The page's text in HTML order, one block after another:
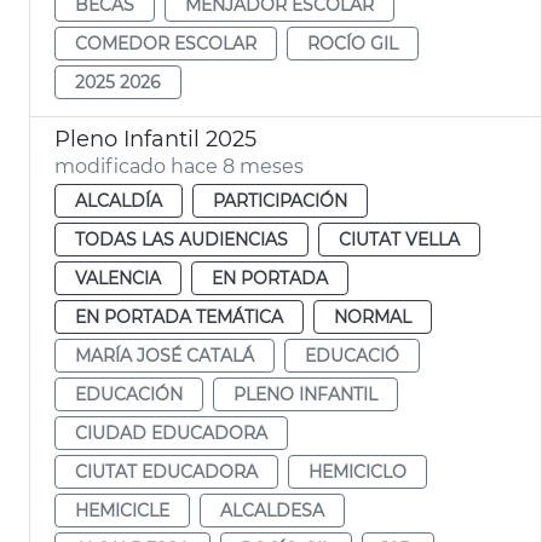
COMEDOR ESCOLAR
ROCÍO GIL
2025 2026
Pleno Infantil 2025
modificado hace 8 meses
ALCALDÍA
PARTICIPACIÓN
TODAS LAS AUDIENCIAS
CIUTAT VELLA
VALENCIA
EN PORTADA
EN PORTADA TEMÁTICA
NORMAL
MARÍA JOSÉ CATALÁ
EDUCACIÓ
EDUCACIÓN
PLENO INFANTIL
CIUDAD EDUCADORA
CIUTAT EDUCADORA
HEMICICLO
HEMICICLE
ALCALDESA